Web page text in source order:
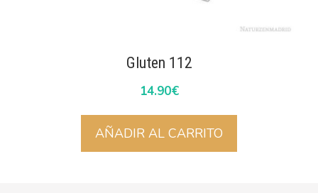
Gluten 112
14.90€
AÑADIR AL CARRITO